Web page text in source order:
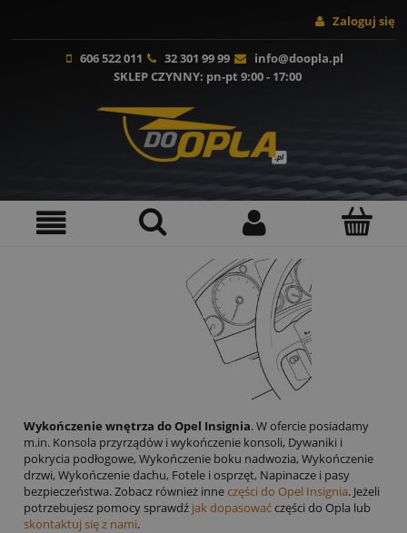
Zaloguj się
606 522 011 32 301 99 99
info@doopla.pl
SKLEP CZYNNY: pn-pt 9:00 - 17:00
Wykończenie wnętrza do Opel Insignia. W ofercie posiadamy
m.in. Konsola przyrządów i wykończenie konsoli, Dywaniki i
pokrycia podłogowe, Wykończenie boku nadwozia, Wykończenie
drzwi, Wykończenie dachu, Fotele i osprzęt, Napinacze i pasy
bezpieczeństwa. Zobacz również inneczęści do Opel Insignia. Jeżeli
potrzebujesz pomocy sprawdź jak dopasowaćczęści do Opla lub
skontaktuj się z nami.